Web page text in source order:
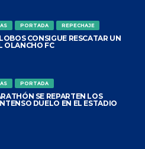
PORTADA REPECHAJE
CONSIGUE RESCATAR UN
OLANCHO FC
PORTADA
SE REPARTEN LOS
DUELO EN EL ESTADIO